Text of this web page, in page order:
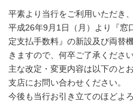
平素より当行をご利用いただき
平成26年9月1日（月）より『窓
定支払手数料』の新設及び両替
きますので、何卒ご了承ください
主な改定・変更内容は以下のと
支店にお問い合わせください。
今後も当行お引き立てのほどよ